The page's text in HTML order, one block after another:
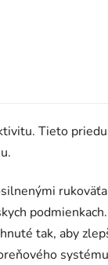
Tieto
podmienkach.
tak, aby